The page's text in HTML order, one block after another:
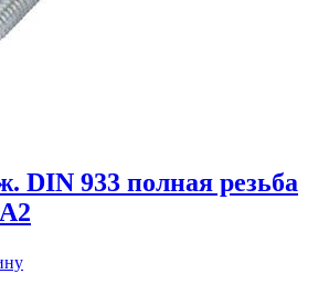
DIN 933 полная резьба